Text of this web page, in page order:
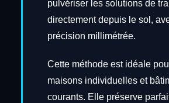
pulvériser les solutions de
directement depuis le sol,
précision millimétrée.
Cette méthode est idéale
maisons individuelles et
courants. Elle préserve